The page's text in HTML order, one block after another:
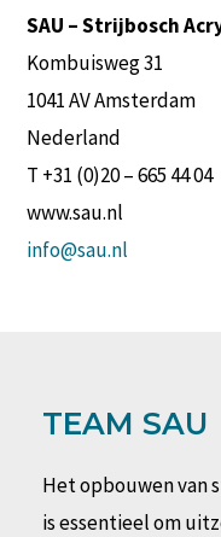
SAU – Strijbosch
Kombuisweg 31
1041 AV Amsterdam
Nederland
T +31 (0)20 – 665 44 04
www.sau.nl
info@sau.nl
TEAM SAU
Het opbouwen van
is essentieel om